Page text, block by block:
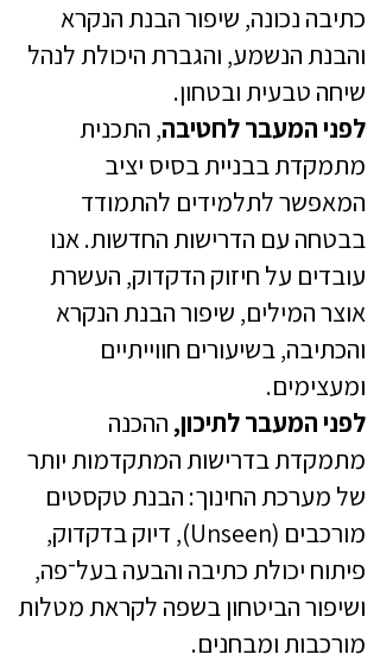
כתיבה נכונה, שיפור הבנת הנקרא
והבנת הנשמע, והגברת היכולת לנהל
שיחה טבעית ובטחון.
לפני המעבר לחטיבה, התכנית
מתמקדת בבניית בסיס יציב
המאפשר לתלמידים להתמודד
בבטחה עם הדרישות החדשות. אנו
עובדים על חיזוק הדקדוק, העשרת
אוצר המילים, שיפור הבנת הנקרא
והכתיבה, בשיעורים חווייתיים
ומעצימים.
לפני המעבר לתיכון, ההכנה
מתמקדת בדרישות המתקדמות יותר
של מערכת החינוך: הבנת טקסטים
מורכבים (Unseen), דיוק בדקדוק,
פיתוח יכולת כתיבה והבעה בעל־פה,
ושיפור הביטחון בשפה לקראת מטלות
מורכבות ומבחנים.